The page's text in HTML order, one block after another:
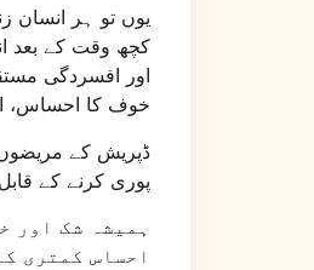
یوں تو ہر انسان
کچھ وقت کے بعد
اور افسردگی
خوف کا احساس،
ڈپریش کے
پوری کرنے کے
ہمیشہ شک اور
احساس کمتری